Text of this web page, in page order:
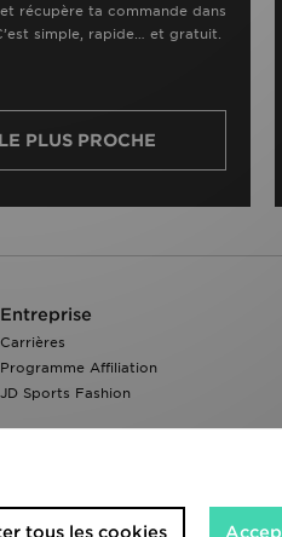
récupère ta commande dans
simple, rapide… et gratuit.
PLUS PROCHE
Entreprise
Carrières
Programme Affiliation
JD Sports Fashion
tous les cookies